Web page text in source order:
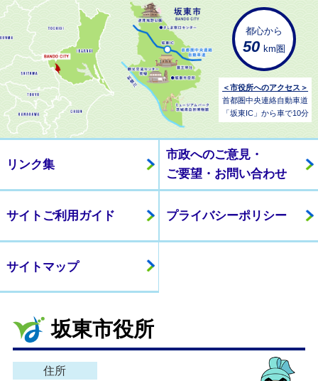
都心から
50 km圏
＜市役所へのアクセス＞
首都圏中央連絡自動車道
「坂東IC」から車で10分
リンク集
市政へのご意見・
ご要望・お問い合わせ
サイトご利用ガイド プライバシーポリシー
サイトマップ
坂東市役所
住所